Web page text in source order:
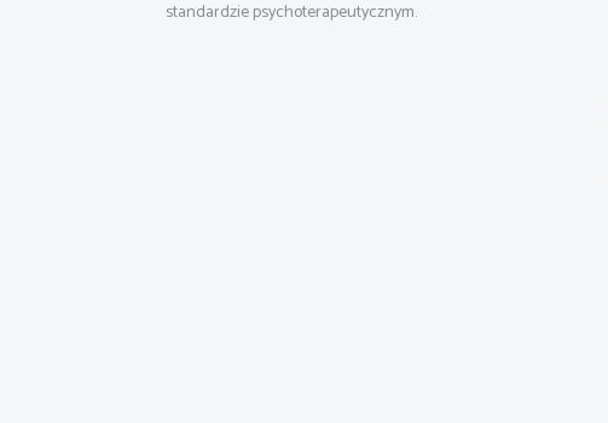
standardzie psychoterapeutycznym.